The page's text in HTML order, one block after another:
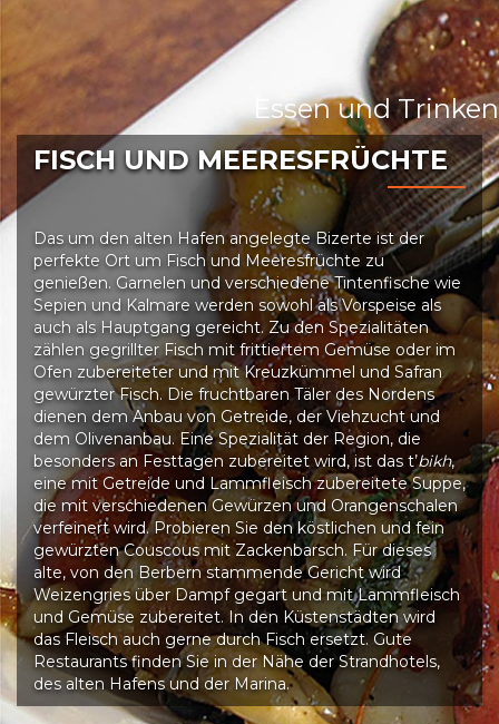
Essen und Trinken
FISCH UND MEERESFRÜCHTE
Das um den alten Hafen angelegte Bizerte ist der
perfekte Ort um Fisch und Meeresfrüchte zu
genießen. Garnelen und verschiedene Tintenfische wie
Sepien und Kalmare werden sowohl als Vorspeise als
auch als Hauptgang gereicht. Zu den Spezialitäten
zählen gegrillter Fisch mit frittiertem Gemüse oder im
Ofen zubereiteter und mit Kreuzkümmel und Safran
gewürzter Fisch. Die fruchtbaren Täler des Nordens
dienen dem Anbau von Getreide, der Viehzucht und
dem Olivenanbau. Eine Spezialität der Region, die
besonders an Festtagen zubereitet wird, ist das t’bikh,
eine mit Getreide und Lammfleisch zubereitete Suppe,
die mit verschiedenen Gewürzen und Orangenschalen
verfeinert wird. Probieren Sie den köstlichen und fein
gewürzten Couscous mit Zackenbarsch. Für dieses
alte, von den Berbern stammende Gericht wird
Weizengries über Dampf gegart und mit Lammfleisch
und Gemüse zubereitet. In den Küstenstädten wird
das Fleisch auch gerne durch Fisch ersetzt. Gute
Restaurants finden Sie in der Nähe der Strandhotels,
des alten Hafens und der Marina.